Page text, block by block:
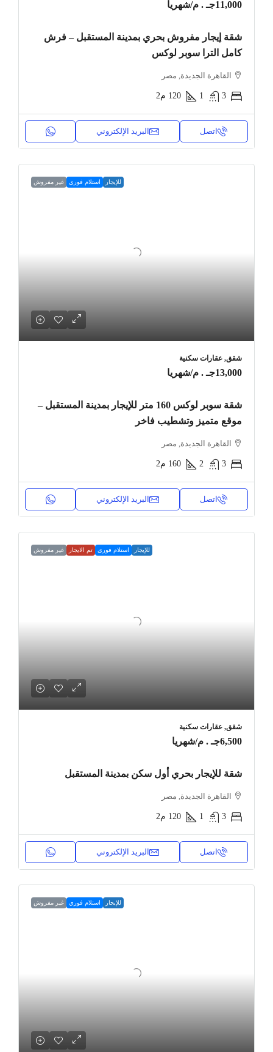
11,000جـ . م /شهريا
شقة إيجار مفروش بحري بمدينة المستقبل – فرش
كامل الترا سوبر لوكس
القاهرة الجديدة, مصر
3
1
120 م2
اتصل البريد الإلكتروني
للإيجار استلام فوري غير مفروش
شقق, عقارات سكنية
13,000جـ . م /شهريا
شقة سوبر لوكس 160 متر للإيجار بمدينة المستقبل –
موقع متميز وتشطيب فاخر
القاهرة الجديدة, مصر
3
2
160 م2
اتصل البريد الإلكتروني
للإيجار استلام فوري تم الايجار غير مفروش
شقق, عقارات سكنية
6,500جـ . م /شهريا
شقة للإيجار بحري أول سكن بمدينة المستقبل
القاهرة الجديدة, مصر
3
1
120 م2
اتصل البريد الإلكتروني
للإيجار استلام فوري غير مفروش